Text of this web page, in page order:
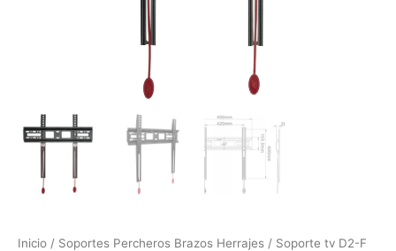
Inicio / Soportes Percheros Brazos Herrajes / Soporte tv D2-F